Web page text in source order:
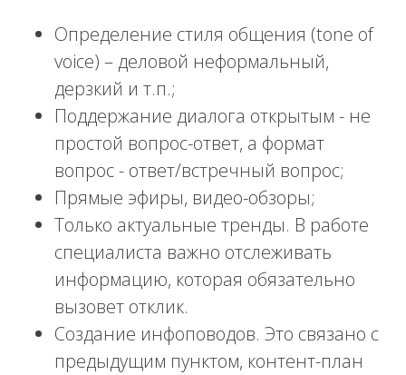
Определение стиля общения (tone of
voice) – деловой неформальный,
дерзкий и т.п.;
Поддержание диалога открытым - не
простой вопрос-ответ, а формат
вопрос - ответ/встречный вопрос;
Прямые эфиры, видео-обзоры;
Только актуальные тренды. В работе
специалиста важно отслеживать
информацию, которая обязательно
вызовет отклик.
Создание инфоповодов. Это связано с
предыдущим пунктом, контент-план